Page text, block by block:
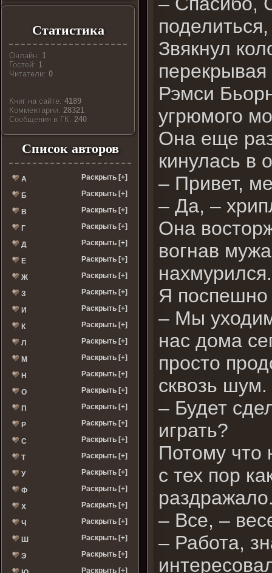
Статистика
Онлайн: 1
Гостей: 1
Читатели:0
Книг на сайте:4189
Комментарии:28321
Cообщения в ГК:240
Список авторов
А Раскрыть [+]
Б Раскрыть [+]
В Раскрыть [+]
Г Раскрыть [+]
Д Раскрыть [+]
Е Раскрыть [+]
Ж Раскрыть [+]
З Раскрыть [+]
И Раскрыть [+]
К Раскрыть [+]
Л Раскрыть [+]
М Раскрыть [+]
Н Раскрыть [+]
О Раскрыть [+]
П Раскрыть [+]
Р Раскрыть [+]
С Раскрыть [+]
Т Раскрыть [+]
У Раскрыть [+]
Ф Раскрыть [+]
Х Раскрыть [+]
Ч Раскрыть [+]
Ш Раскрыть [+]
Э Раскрыть [+]
Раскрыть [+]
Звякнул
Рэмси
угрюмого
Она еще
кинулась в
– Привет,
– Да, –
Она
вогнав
нахмурился.
Я поспешно
– Мы
нас дома
просто
сквозь
– Будет
играть?
Потому что
с тех пор
– Все, –
– Работа,